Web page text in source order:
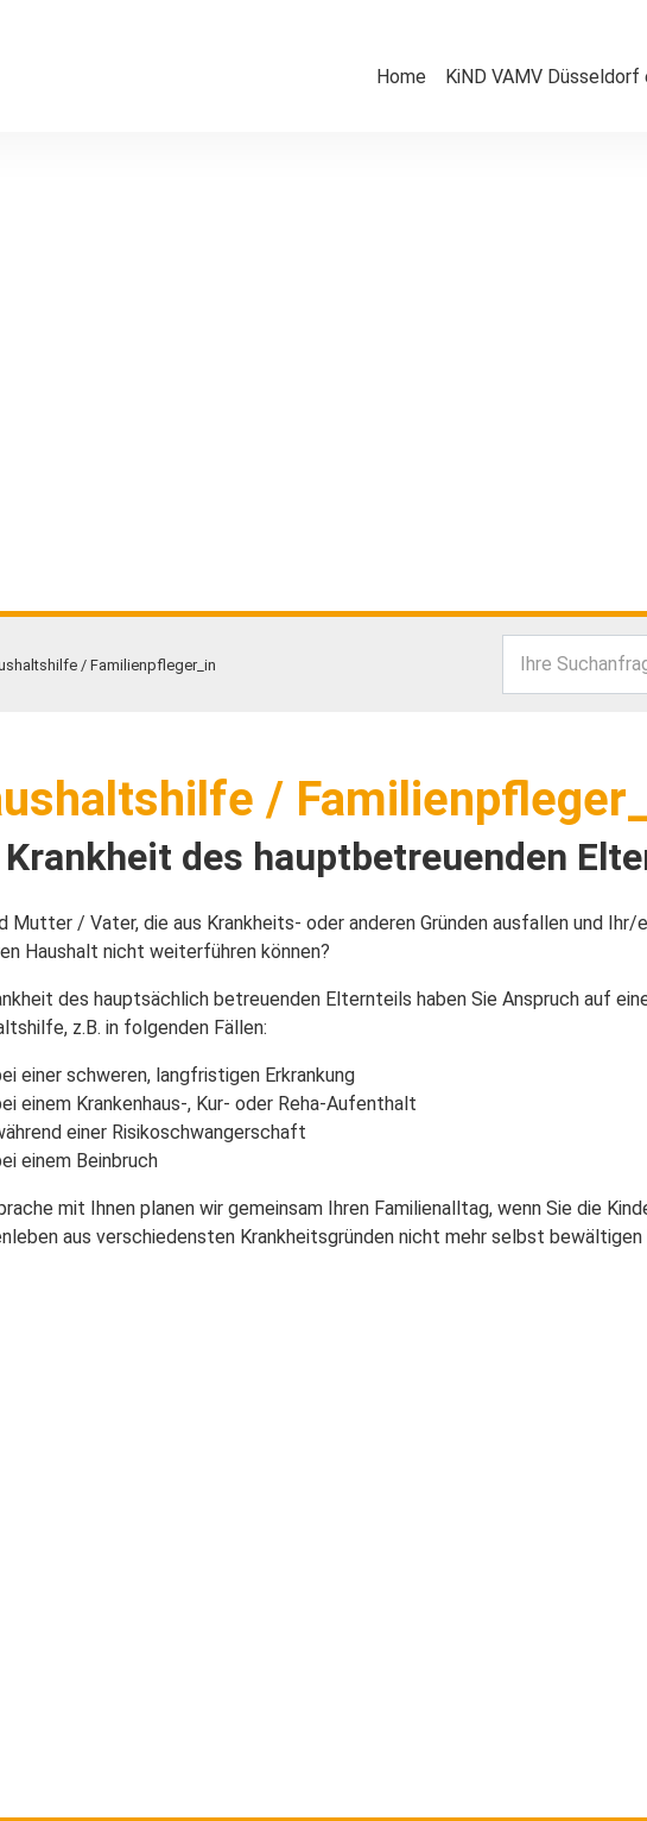
/ Familienpfleger_in Ihre
/
des hauptbetreuenden
Mutter / Vater, die aus Krankheits- oder anderen Gründen ausfallen und
Haushalt nicht weiterführen können?
des hauptsächlich betreuenden Elternteils haben Sie Anspruch auf
z.B. in folgenden Fällen:
einer schweren, langfristigen Erkrankung
einem Krankenhaus-, Kur- oder Reha-Aufenthalt
einer Risikoschwangerschaft
einem Beinbruch
mit Ihnen planen wir gemeinsam Ihren Familienalltag, wenn Sie die
aus verschiedensten Krankheitsgründen nicht mehr selbst bewältigen
Home KiND VAMV Düsseldorf